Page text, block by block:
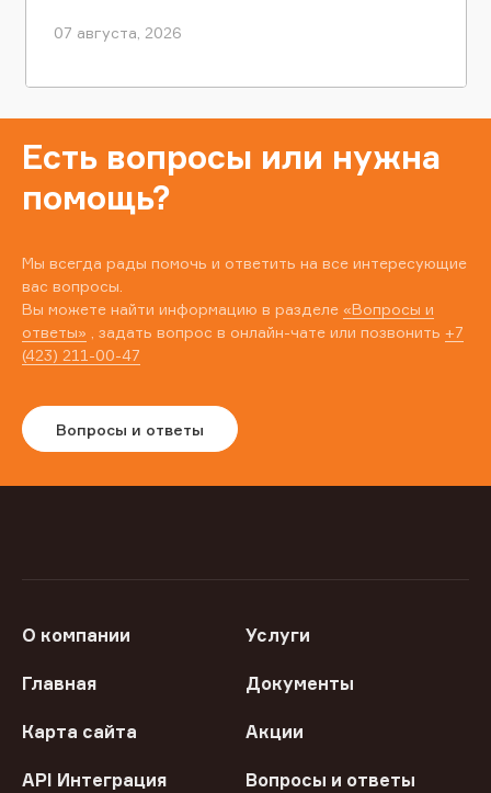
07 августа, 2026
Есть вопросы или нужна
помощь?
Мы всегда рады помочь и ответить на все интересующие
вас вопросы.
Вы можете найти информацию в разделе «Вопросы и
ответы» , задать вопрос в онлайн-чате или позвонить +7
(423) 211-00-47
Вопросы и ответы
О компании Услуги
Главная Документы
Карта сайта Акции
API Интеграция Вопросы и ответы